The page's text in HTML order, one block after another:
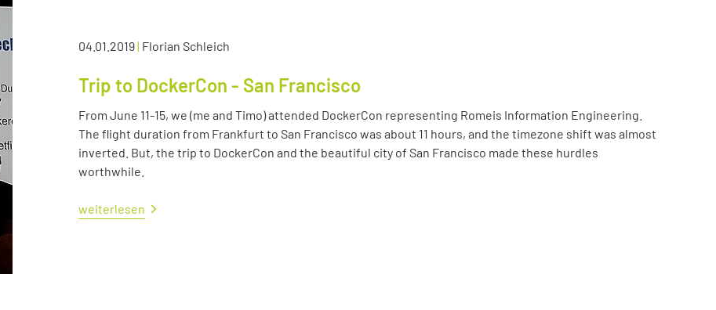
04.01.2019| Florian Schleich
Trip to DockerCon - San Francisco
From June 11-15, we (me and Timo) attended DockerCon representing Romeis Information Engineering.
The flight duration from Frankfurt to San Francisco was about 11 hours, and the timezone shift was almost
inverted. But, the trip to DockerCon and the beautiful city of San Francisco made these hurdles
worthwhile.
weiterlesen